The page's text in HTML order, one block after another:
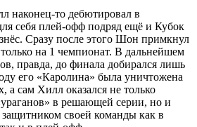
наконец-то дебютировал в
себя плей-офф подряд ещё и Кубок
Сразу после этого Шон примкнул
на 1 чемпионат. В дальнейшем
правда, до финала добирался лишь
его «Каролина» была уничтожена
а сам Хилл оказался не только
в решающей серии, но и
своей команды как в